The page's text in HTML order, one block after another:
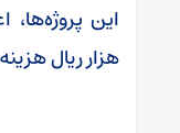
هزار ریال